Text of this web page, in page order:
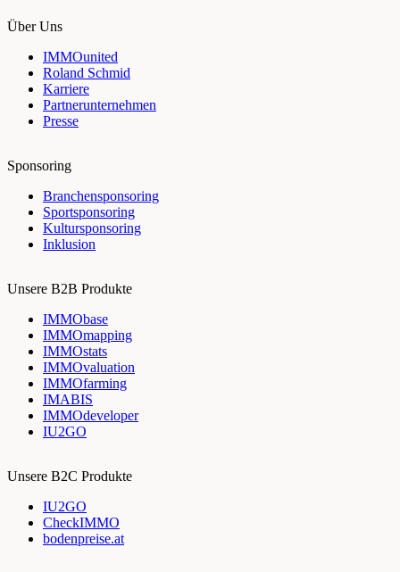
Über Uns
IMMOunited
Roland Schmid
Karriere
Partnerunternehmen
Presse
Sponsoring
Branchensponsoring
Sportsponsoring
Kultursponsoring
Inklusion
Unsere B2B Produkte
IMMObase
IMMOmapping
IMMOstats
IMMOvaluation
IMMOfarming
IMABIS
IMMOdeveloper
IU2GO
Unsere B2C Produkte
IU2GO
CheckIMMO
bodenpreise.at